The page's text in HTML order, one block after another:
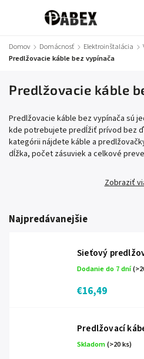
Domov / Domácnosť / Elektroinštalácia /
Predlžovacie káble bez vypínača
Predlžovacie káble
Predlžovacie káble bez vypínača sú
kde potrebujete predĺžiť prívod bez
kategórii nájdete káble a
dĺžka, počet zásuviek a celkové
Zobraziť
Najpredávanejšie
Sieťový
Dodanie do 7 dní
€16,49
Predlžovací
Skladom(>20 ks)